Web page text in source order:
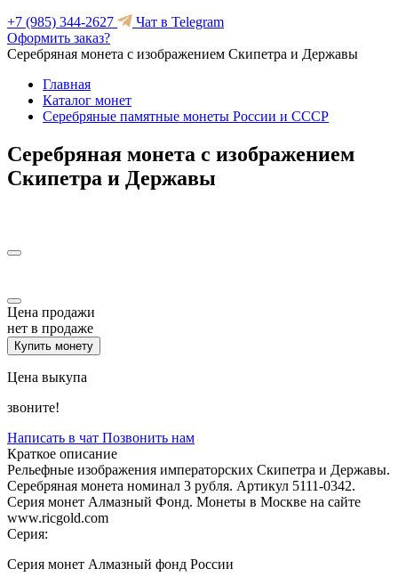
+7 (985) 344-2627
Чат в Telegram
Оформить заказ?
Серебряная монета с изображением Скипетра и Державы
Главная
Каталог монет
Серебряные памятные монеты России и СССР
Серебряная монета с изображением
Скипетра и Державы
Цена продажи
нет в продаже
Купить монету
Цена выкупа
звоните!
Написать в чат Позвонить нам
Краткое описание
Рельефные изображения императорских Скипетра и Державы.
Серебряная монета номинал 3 рубля. Артикул 5111-0342.
Серия монет Алмазный Фонд. Монеты в Москве на сайте
www.ricgold.com
Серия:
Серия монет Алмазный фонд России